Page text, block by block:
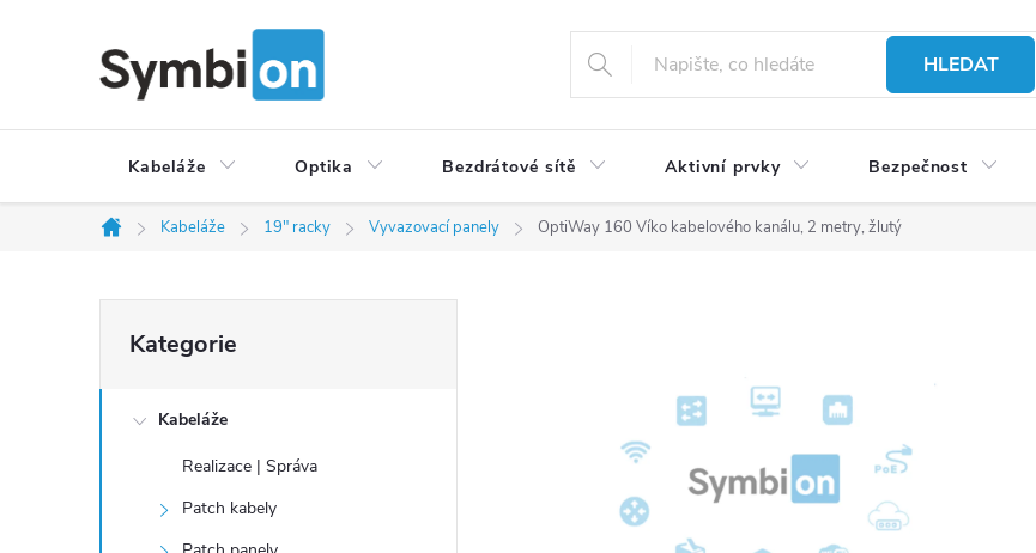
HLEDAT
Kabeláže Optika Bezdrátové sítě Aktivní prvky Bezpečnost
Domů
Kabeláže 19" racky Vyvazovací panely OptiWay 160 Víko kabelového kanálu, 2 metry, žlutý
s
kategorie
Kategorie
Kabeláže
Realizace | Správa
Patch kabely